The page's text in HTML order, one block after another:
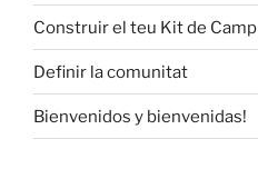
Construir el teu Kit de Camp
Definir la comunitat
Bienvenidos y bienvenidas!